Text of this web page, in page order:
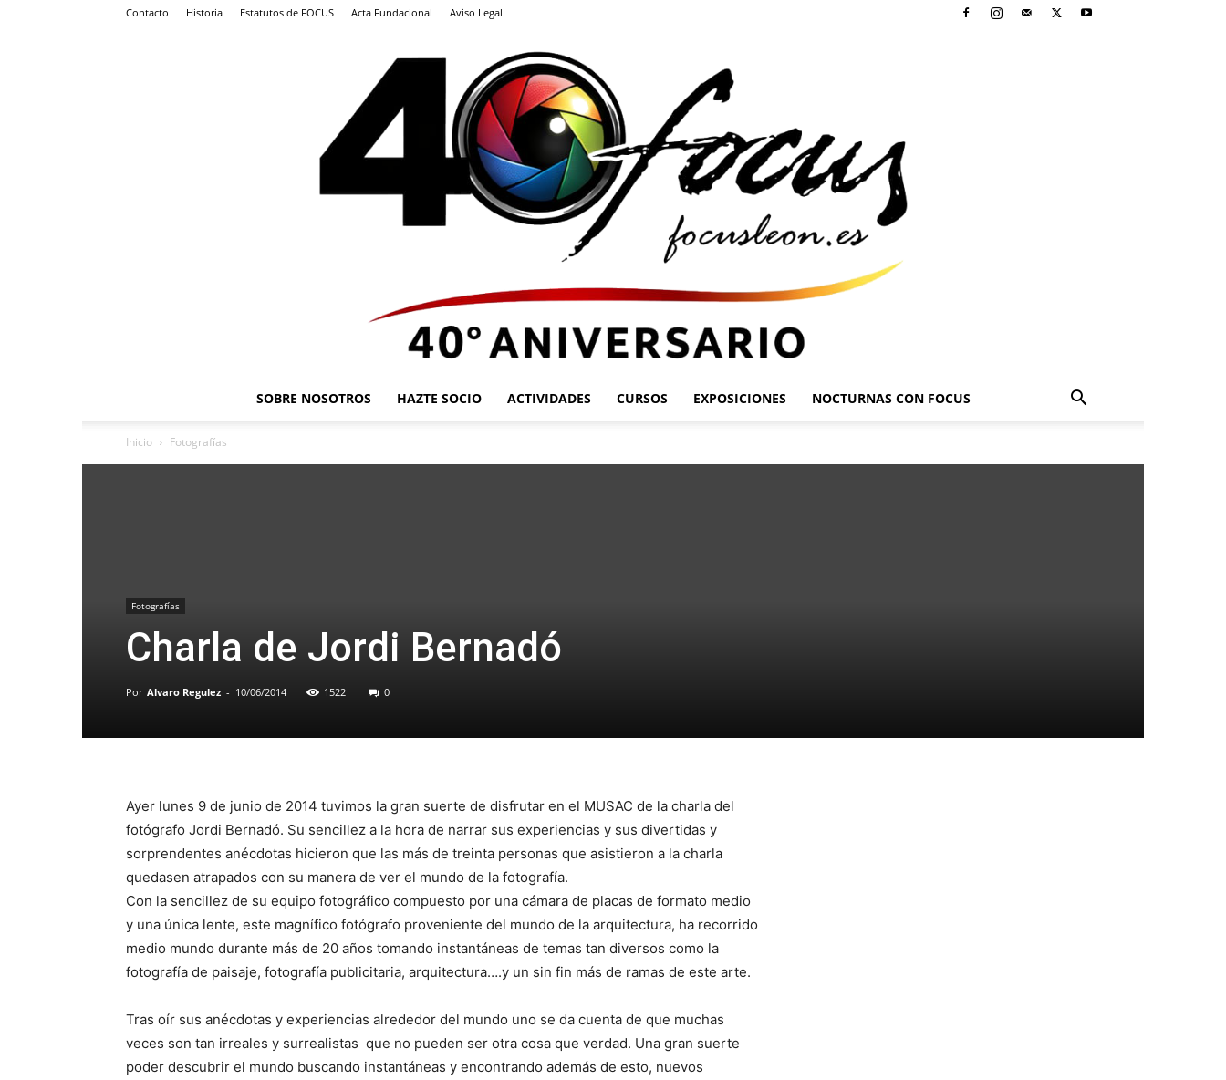
Contacto Historia Estatutos de FOCUS Acta Fundacional Aviso Legal
SOBRE NOSOTROS HAZTE SOCIO ACTIVIDADES CURSOS EXPOSICIONES NOCTURNAS CON FOCUS
Inicio Fotografías
Fotografías
Charla de Jordi Bernadó
Por Alvaro Regulez - 10/06/2014 1522 0
Ayer lunes 9 de junio de 2014 tuvimos la gran suerte de disfrutar en el MUSAC de la charla del
fotógrafo Jordi Bernadó. Su sencillez a la hora de narrar sus experiencias y sus divertidas y
sorprendentes anécdotas hicieron que las más de treinta personas que asistieron a la charla
quedasen atrapados con su manera de ver el mundo de la fotografía.
Con la sencillez de su equipo fotográfico compuesto por una cámara de placas de formato medio
y una única lente, este magnífico fotógrafo proveniente del mundo de la arquitectura, ha recorrido
medio mundo durante más de 20 años tomando instantáneas de temas tan diversos como la
fotografía de paisaje, fotografía publicitaria, arquitectura….y un sin fin más de ramas de este arte.
Tras oír sus anécdotas y experiencias alrededor del mundo uno se da cuenta de que muchas
veces son tan irreales y surrealistas que no pueden ser otra cosa que verdad. Una gran suerte
poder descubrir el mundo buscando instantáneas y encontrando además de esto, nuevos